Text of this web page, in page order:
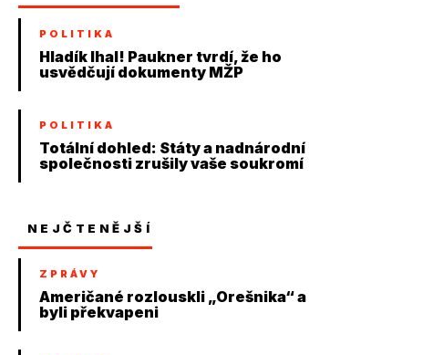
POLITIKA
Hladík lhal! Paukner tvrdí, že ho
usvědčují dokumenty MŽP
POLITIKA
Totální dohled: Státy a nadnárodní
společnosti zrušily vaše soukromí
NEJČTENĚJŠÍ
ZPRÁVY
Američané rozlouskli „Orešnika“ a
byli překvapeni